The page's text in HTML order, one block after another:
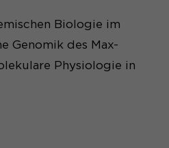
Biologie im
Genomik des Max-
Physiologie in